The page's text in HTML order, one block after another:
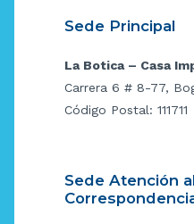
Sede Principal
La Botica – Casa
Carrera 6 # 8-77,
Código Postal: 111711
Sede Atención